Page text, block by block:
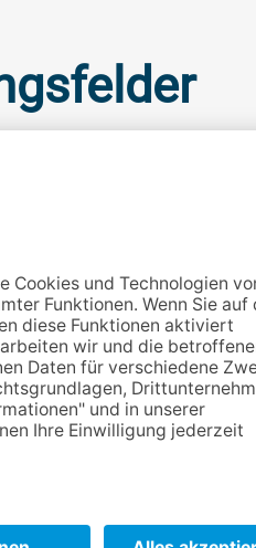
und Pflege wirken oft
Effekte. Diese
deutlich
und